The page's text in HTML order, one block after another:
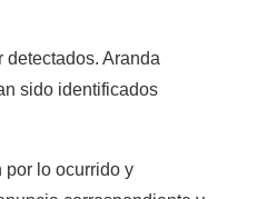
detectados. Aranda
sido identificados
por lo ocurrido y